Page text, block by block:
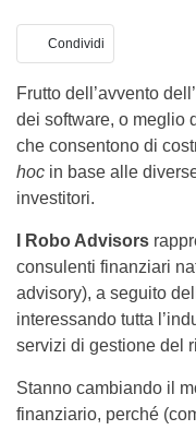
Condividi
Frutto dell’avvento
dei software, o meglio
che consentono di
hoc in base alle
investitori.
I Robo Advisors
consulenti finanziari
advisory), a seguito
interessando tutta
servizi di gestione del
Stanno cambiando il
finanziario, perché